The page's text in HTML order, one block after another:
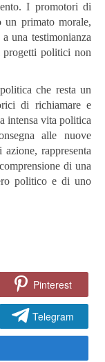
I promotori di
un primato morale,
una testimonianza
politici non
che resta un
di richiamare e
intensa vita politica
alle nuove
rappresenta
di una
politico e di uno
Pinterest
Telegram